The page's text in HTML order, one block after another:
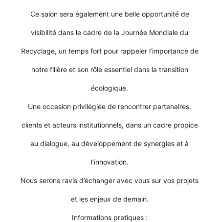
Ce salon sera également une belle opportunité de
visibilité dans le cadre de la Journée Mondiale du
Recyclage, un temps fort pour rappeler l’importance de
notre filière et son rôle essentiel dans la transition
écologique.
Une occasion privilégiée de rencontrer partenaires,
clients et acteurs institutionnels, dans un cadre propice
au dialogue, au développement de synergies et à
l’innovation.
Nous serons ravis d’échanger avec vous sur vos projets
et les enjeux de demain.
Informations pratiques :